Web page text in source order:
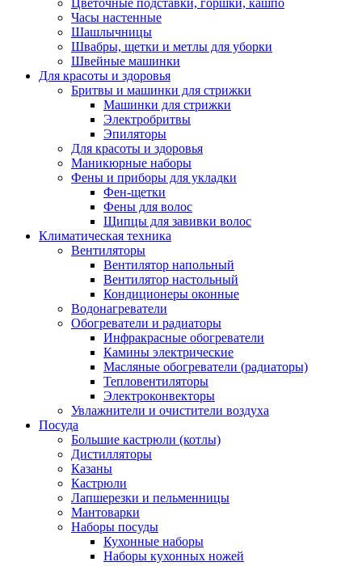
Часы настенные
Шашлычницы
Швабры, щетки и метлы для уборки
Швейные машинки
Для красоты и здоровья
Бритвы и машинки для стрижки
Машинки для стрижки
Электробритвы
Эпиляторы
Для красоты и здоровья
Маникюрные наборы
Фены и приборы для укладки
Фен-щетки
Фены для волос
Щипцы для завивки волос
Климатическая техника
Вентиляторы
Вентилятор напольный
Вентилятор настольный
Кондиционеры оконные
Водонагреватели
Обогреватели и радиаторы
Инфракрасные обогреватели
Камины электрические
Масляные обогреватели (радиаторы)
Тепловентиляторы
Электроконвекторы
Увлажнители и очистители воздуха
Посуда
Большие кастрюли (котлы)
Дистилляторы
Казаны
Кастрюли
Лапшерезки и пельменницы
Мантоварки
Наборы посуды
Кухонные наборы
Наборы кухонных ножей